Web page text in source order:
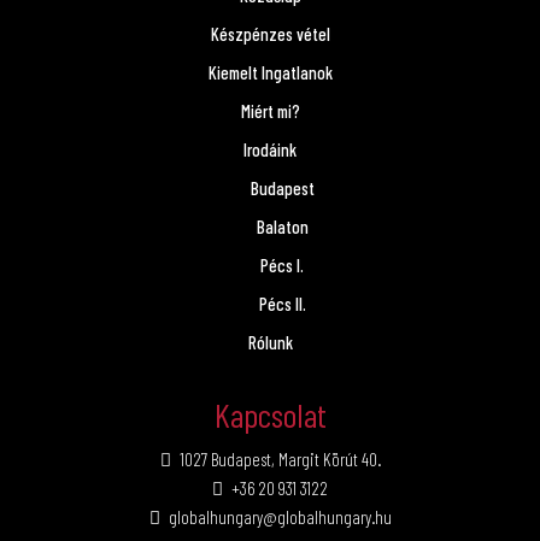
Készpénzes vétel
Kiemelt Ingatlanok
Miért mi?
Irodáink
Budapest
Balaton
Pécs I.
Pécs II.
Rólunk
Kapcsolat
1027 Budapest, Margit Körút 40.
+36 20 931 3122
globalhungary@globalhungary.hu